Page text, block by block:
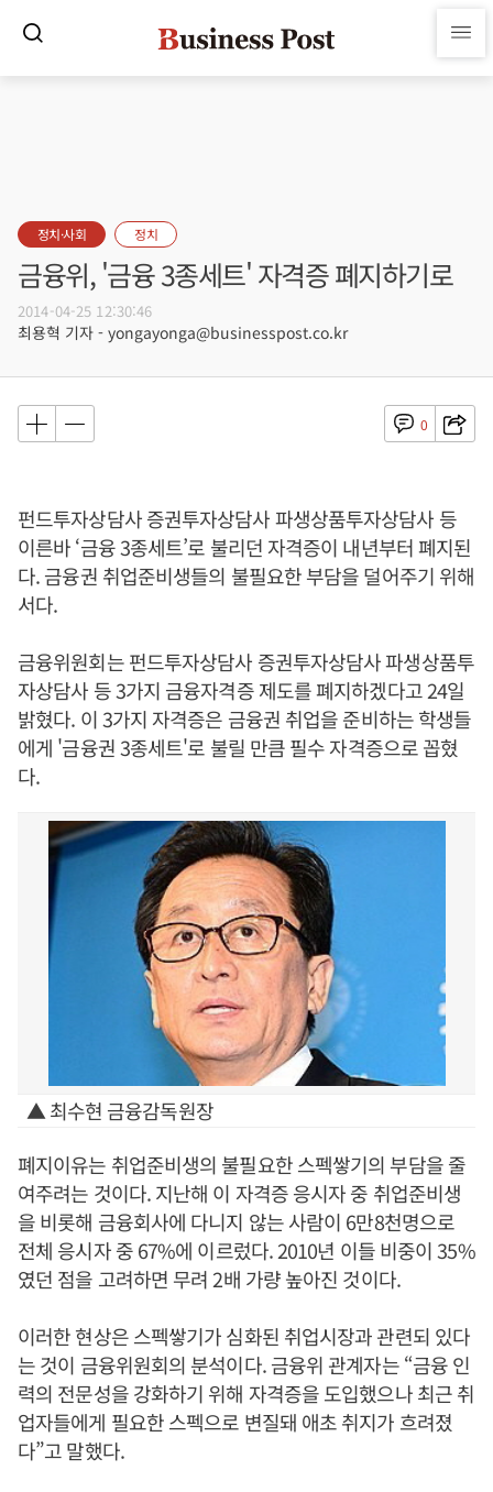
정치·사회 정치
금융위, '금융 3종세트' 자격증 폐지하기로
2014-04-25 12:30:46
최용혁 기자 - yongayonga@businesspost.co.kr
0
펀드투자상담사 증권투자상담사 파생상품투자상담사 등
이른바 ‘금융 3종세트’로 불리던 자격증이 내년부터 폐지된
다. 금융권 취업준비생들의 불필요한 부담을 덜어주기 위해
서다.
금융위원회는 펀드투자상담사 증권투자상담사 파생상품투
자상담사 등 3가지 금융자격증 제도를 폐지하겠다고 24일
밝혔다. 이 3가지 자격증은 금융권 취업을 준비하는 학생들
에게 '금융권 3종세트'로 불릴 만큼 필수 자격증으로 꼽혔
다.
▲ 최수현 금융감독원장
폐지이유는 취업준비생의 불필요한 스펙쌓기의 부담을 줄
여주려는 것이다. 지난해 이 자격증 응시자 중 취업준비생
을 비롯해 금융회사에 다니지 않는 사람이 6만8천명으로
전체 응시자 중 67%에 이르렀다. 2010년 이들 비중이 35%
였던 점을 고려하면 무려 2배 가량 높아진 것이다.
이러한 현상은 스펙쌓기가 심화된 취업시장과 관련되 있다
는 것이 금융위원회의 분석이다. 금융위 관계자는 “금융 인
력의 전문성을 강화하기 위해 자격증을 도입했으나 최근 취
업자들에게 필요한 스펙으로 변질돼 애초 취지가 흐려졌
다”고 말했다.